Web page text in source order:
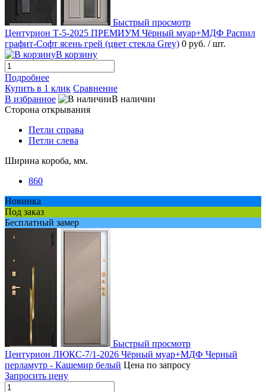
Быстрый просмотр
Центурион Т-5-2025 ПРЕМИУМ Чёрный муар+МДФ Распил
графит-Софт ясень грей (цвет стекла Grey) 0 руб. / шт.
В корзину
Подробнее
Купить в 1 клик Сравнение
В избранное
В наличии
Сторона открывания
Петли справа
Петли слева
Ширина короба, мм.
860
Новинка
Под заказ
Бесплатный замер
Быстрый просмотр
Центурион ЛЮКС-7/1-2026 Чёрный муар+МДФ Черный
перламутр - Кашемир белый Цена по запросу
Запросить цену